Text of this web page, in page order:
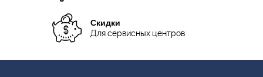
Скидки
Для сервисных центров